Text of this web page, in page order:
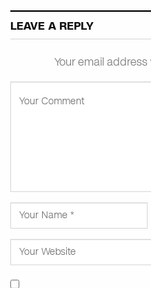
LEAVE A REPLY
Your email